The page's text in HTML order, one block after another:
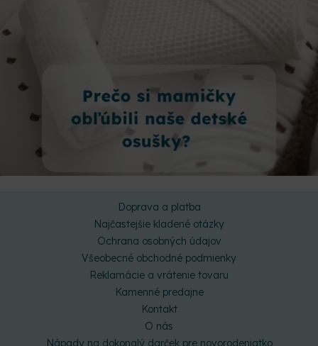
Doprava a platba
Najčastejšie kladené otázky
Ochrana osobných údajov
Všeobecné obchodné podmienky
Reklamácie a vrátenie tovaru
Kamenné predajne
Kontakt
O nás
Nápady na dokonalý darček pre novorodeniatko